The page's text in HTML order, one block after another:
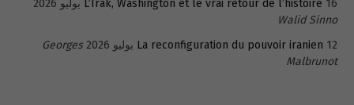
L’Irak, Washington et le vrai retour de l’histoire 16 يوليو 2026
Walid Sinno
La reconfiguration du pouvoir iranien 12 يوليو 2026
Georges
Malbrunot